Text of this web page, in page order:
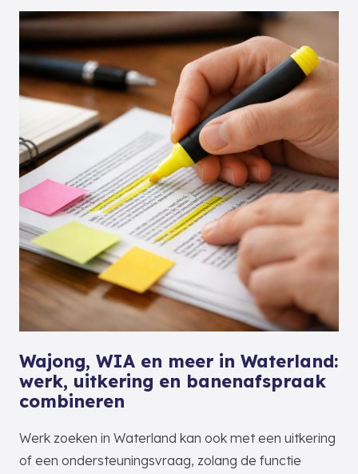
Wajong, WIA en meer in Waterland:
werk, uitkering en banenafspraak
combineren
Werk zoeken in Waterland kan ook met een uitkering
of een ondersteuningsvraag, zolang de functie